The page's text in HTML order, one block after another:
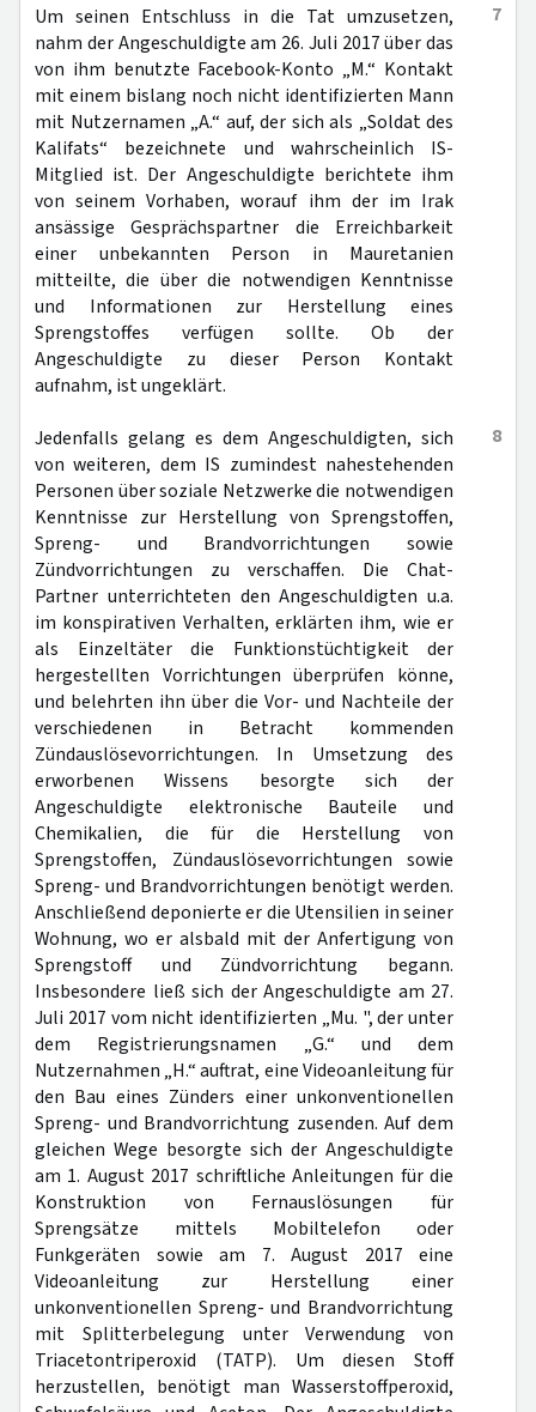
7
Um seinen Entschluss in die Tat umzusetzen,
nahm der Angeschuldigte am 26. Juli 2017 über das
von ihm benutzte Facebook-Konto „M.“ Kontakt
mit einem bislang noch nicht identifizierten Mann
mit Nutzernamen „A.“ auf, der sich als „Soldat des
Kalifats“ bezeichnete und wahrscheinlich IS-
Mitglied ist. Der Angeschuldigte berichtete ihm
von seinem Vorhaben, worauf ihm der im Irak
ansässige Gesprächspartner die Erreichbarkeit
einer unbekannten Person in Mauretanien
mitteilte, die über die notwendigen Kenntnisse
und Informationen zur Herstellung eines
Sprengstoffes verfügen sollte. Ob der
Angeschuldigte zu dieser Person Kontakt
aufnahm, ist ungeklärt.
8
Jedenfalls gelang es dem Angeschuldigten, sich
von weiteren, dem IS zumindest nahestehenden
Personen über soziale Netzwerke die notwendigen
Kenntnisse zur Herstellung von Sprengstoffen,
Spreng- und Brandvorrichtungen sowie
Zündvorrichtungen zu verschaffen. Die Chat-
Partner unterrichteten den Angeschuldigten u.a.
im konspirativen Verhalten, erklärten ihm, wie er
als Einzeltäter die Funktionstüchtigkeit der
hergestellten Vorrichtungen überprüfen könne,
und belehrten ihn über die Vor- und Nachteile der
verschiedenen in Betracht kommenden
Zündauslösevorrichtungen. In Umsetzung des
erworbenen Wissens besorgte sich der
Angeschuldigte elektronische Bauteile und
Chemikalien, die für die Herstellung von
Sprengstoffen, Zündauslösevorrichtungen sowie
Spreng- und Brandvorrichtungen benötigt werden.
Anschließend deponierte er die Utensilien in seiner
Wohnung, wo er alsbald mit der Anfertigung von
Sprengstoff und Zündvorrichtung begann.
Insbesondere ließ sich der Angeschuldigte am 27.
Juli 2017 vom nicht identifizierten „Mu. ", der unter
dem Registrierungsnamen „G.“ und dem
Nutzernahmen „H.“ auftrat, eine Videoanleitung für
den Bau eines Zünders einer unkonventionellen
Spreng- und Brandvorrichtung zusenden. Auf dem
gleichen Wege besorgte sich der Angeschuldigte
am 1. August 2017 schriftliche Anleitungen für die
Konstruktion von Fernauslösungen für
Sprengsätze mittels Mobiltelefon oder
Funkgeräten sowie am 7. August 2017 eine
Videoanleitung zur Herstellung einer
unkonventionellen Spreng- und Brandvorrichtung
mit Splitterbelegung unter Verwendung von
Triacetontriperoxid (TATP). Um diesen Stoff
herzustellen, benötigt man Wasserstoffperoxid,